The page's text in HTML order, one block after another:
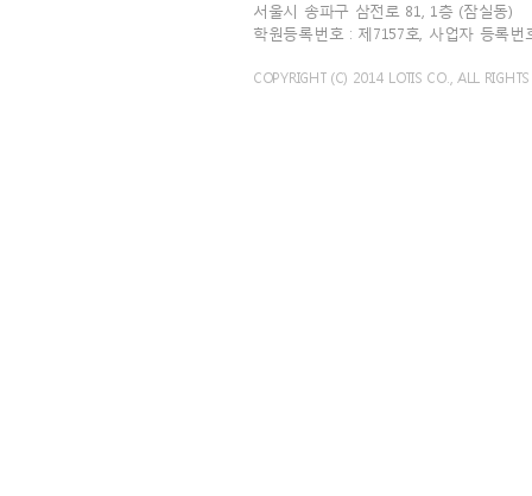
서울시 송파구 삼전로 81, 1층 (잠실동)
학원등록번호 : 제7157호, 사업자 등록
COPYRIGHT (C) 2014 LOTIS CO., ALL RIGHTS